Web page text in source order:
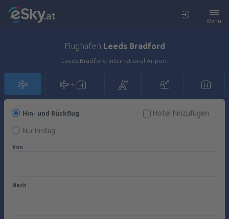
Menü
Flughafen Leeds Bradford
Leeds Bradford International Airport
Hin- und Rückflug
Nur Hinflug
Hotel hinzufügen
Von
Nach